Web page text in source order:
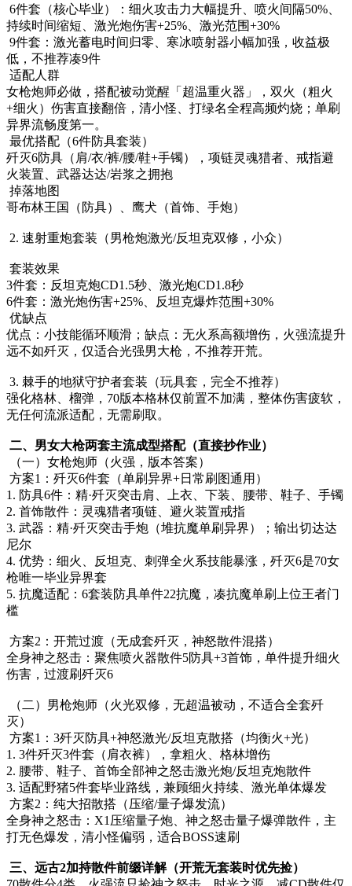
6件套（核心毕业）：细火攻击力大幅提升、喷火间隔50%、
持续时间缩短、激光炮伤害+25%、激光范围+30%
9件套：激光蓄电时间归零、寒冰喷射器小幅加强，收益极
低，不推荐凑9件
适配人群
女枪炮师必做，搭配被动觉醒「超温重火器」，双火（粗火
+细火）伤害直接翻倍，清小怪、打绿名全程高频灼烧；单刷
异界流畅度第一。
最优搭配（6件防具套装）
歼灭6防具（肩/衣/裤/腰/鞋+手镯），项链灵魂猎者、戒指避
火装置、武器达达/岩浆之拥抱
掉落地图
哥布林王国（防具）、鹰犬（首饰、手炮）
2. 速射重炮套装（男枪炮激光/反坦克双修，小众）
套装效果
3件套：反坦克炮CD1.5秒、激光炮CD1.8秒
6件套：激光炮伤害+25%、反坦克爆炸范围+30%
优缺点
优点：小技能循环顺滑；缺点：无火系高额增伤，火强流提升
远不如歼灭，仅适合光强男大枪，不推荐开荒。
3. 棘手的地狱守护者套装（玩具套，完全不推荐）
强化格林、榴弹，70版本格林仅前置不加满，整体伤害疲软，
无任何流派适配，无需刷取。
二、男女大枪两套主流成型搭配（直接抄作业）
（一）女枪炮师（火强，版本答案）
方案1：歼灭6件套（单刷异界+日常刷图通用）
1. 防具6件：精·歼灭突击肩、上衣、下装、腰带、鞋子、手镯
2. 首饰散件：灵魂猎者项链、避火装置戒指
3. 武器：精·歼灭突击手炮（堆抗魔单刷异界）；输出切达达
尼尔
4. 优势：细火、反坦克、刺弹全火系技能暴涨，歼灭6是70女
枪唯一毕业异界套
5. 抗魔适配：6套装防具单件22抗魔，凑抗魔单刷上位王者门
槛
方案2：开荒过渡（无成套歼灭，神怒散件混搭）
全身神之怒击：聚焦喷火器散件5防具+3首饰，单件提升细火
伤害，过渡刷歼灭6
（二）男枪炮师（火光双修，无超温被动，不适合全套歼
灭）
方案1：3歼灭防具+神怒激光/反坦克散搭（均衡火+光）
1. 3件歼灭3件套（肩衣裤），拿粗火、格林增伤
2. 腰带、鞋子、首饰全部神之怒击激光炮/反坦克炮散件
3. 适配野猪5件套毕业路线，兼顾细火持续、激光单体爆发
方案2：纯大招散搭（压缩/量子爆发流）
全身神之怒击：X1压缩量子炮、神之怒击量子爆弹散件，主
打无色爆发，清小怪偏弱，适合BOSS速刷
三、远古2加持散件前缀详解（开荒无套装时优先捡）
70散件分4类，火强流只捡神之怒击、时光之源，减CD散件仅